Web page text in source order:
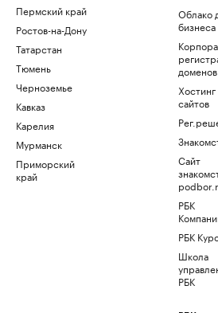
Пермский край
Ростов-на-Дону
Татарстан
Тюмень
Черноземье
Кавказ
Карелия
Мурманск
Приморский
край
Облако
бизнеса
доменов
Хостинг
сайтов
Сайт
РБК
РБК
Школа
РБК